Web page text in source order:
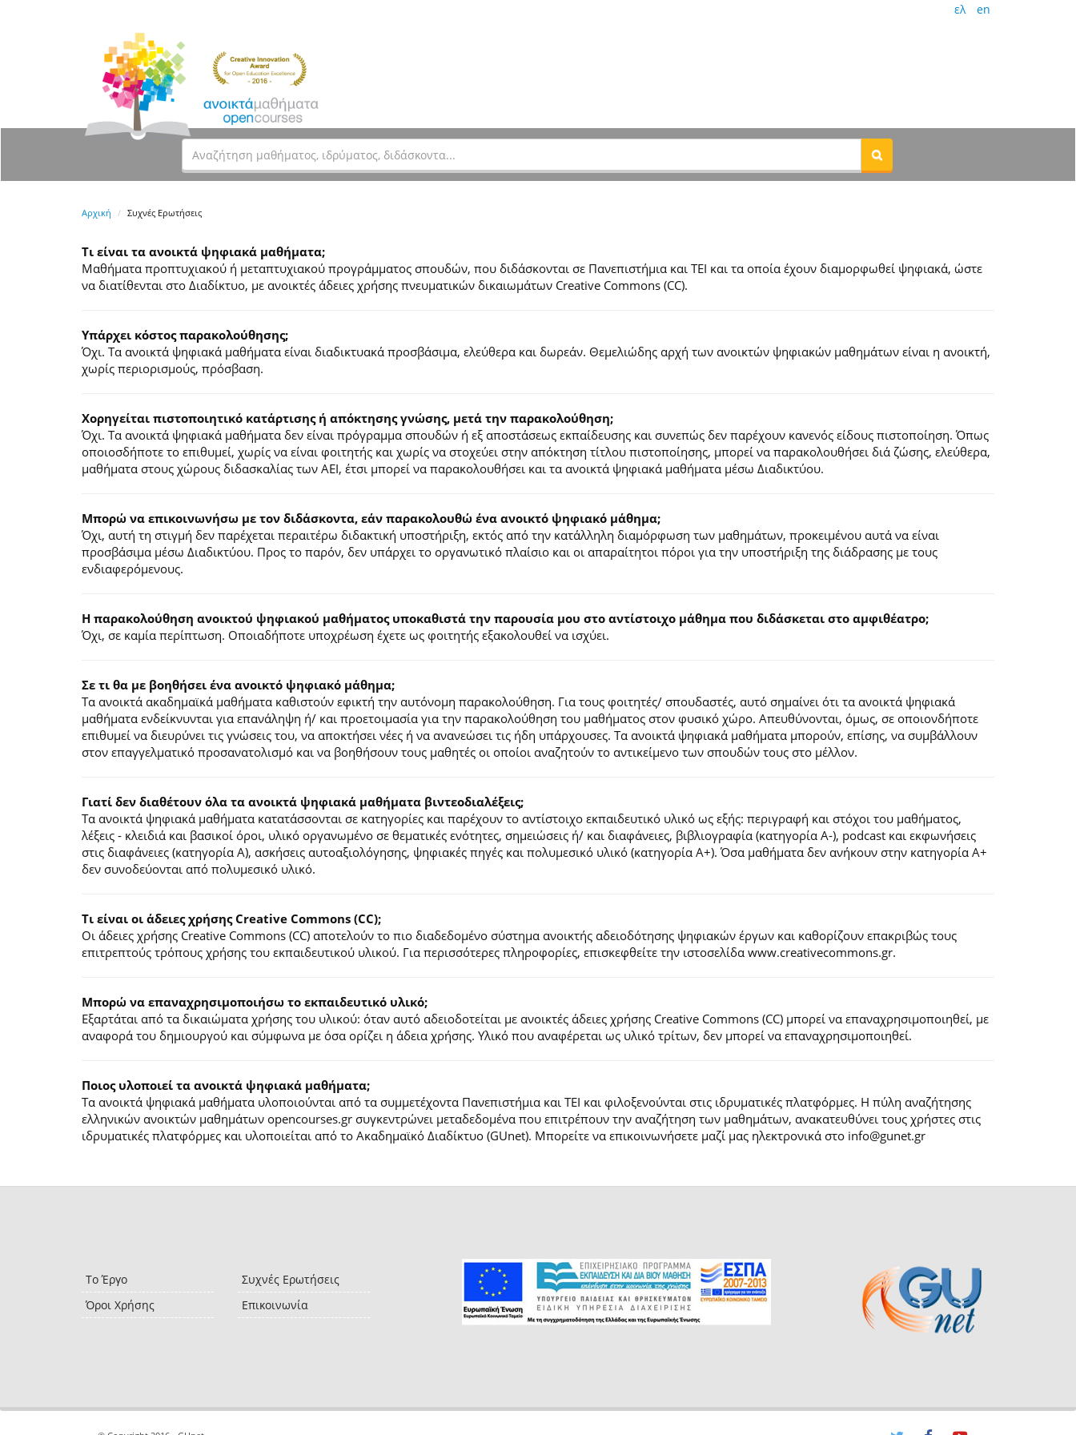
ελ en
Αρχική Συχνές Ερωτήσεις
Τι είναι τα ανοικτά ψηφιακά μαθήματα;
Μαθήματα προπτυχιακού ή μεταπτυχιακού προγράμματος σπουδών, που διδάσκονται σε Πανεπιστήμια και ΤΕΙ και τα οποία έχουν διαμορφωθεί ψηφιακά, ώστε
να διατίθενται στο Διαδίκτυο, με ανοικτές άδειες χρήσης πνευματικών δικαιωμάτων Creative Commons (CC).
Υπάρχει κόστος παρακολούθησης;
Όχι. Τα ανοικτά ψηφιακά μαθήματα είναι διαδικτυακά προσβάσιμα, ελεύθερα και δωρεάν. Θεμελιώδης αρχή των ανοικτών ψηφιακών μαθημάτων είναι η ανοικτή,
χωρίς περιορισμούς, πρόσβαση.
Χορηγείται πιστοποιητικό κατάρτισης ή απόκτησης γνώσης, μετά την παρακολούθηση;
Όχι. Τα ανοικτά ψηφιακά μαθήματα δεν είναι πρόγραμμα σπουδών ή εξ αποστάσεως εκπαίδευσης και συνεπώς δεν παρέχουν κανενός είδους πιστοποίηση. Όπως
οποιοσδήποτε το επιθυμεί, χωρίς να είναι φοιτητής και χωρίς να στοχεύει στην απόκτηση τίτλου πιστοποίησης, μπορεί να παρακολουθήσει διά ζώσης, ελεύθερα,
μαθήματα στους χώρους διδασκαλίας των ΑΕΙ, έτσι μπορεί να παρακολουθήσει και τα ανοικτά ψηφιακά μαθήματα μέσω Διαδικτύου.
Μπορώ να επικοινωνήσω με τον διδάσκοντα, εάν παρακολουθώ ένα ανοικτό ψηφιακό μάθημα;
Όχι, αυτή τη στιγμή δεν παρέχεται περαιτέρω διδακτική υποστήριξη, εκτός από την κατάλληλη διαμόρφωση των μαθημάτων, προκειμένου αυτά να είναι
προσβάσιμα μέσω Διαδικτύου. Προς το παρόν, δεν υπάρχει το οργανωτικό πλαίσιο και οι απαραίτητοι πόροι για την υποστήριξη της διάδρασης με τους
ενδιαφερόμενους.
Η παρακολούθηση ανοικτού ψηφιακού μαθήματος υποκαθιστά την παρουσία μου στο αντίστοιχο μάθημα που διδάσκεται στο αμφιθέατρο;
Όχι, σε καμία περίπτωση. Οποιαδήποτε υποχρέωση έχετε ως φοιτητής εξακολουθεί να ισχύει.
Σε τι θα με βοηθήσει ένα ανοικτό ψηφιακό μάθημα;
Τα ανοικτά ακαδημαϊκά μαθήματα καθιστούν εφικτή την αυτόνομη παρακολούθηση. Για τους φοιτητές/ σπουδαστές, αυτό σημαίνει ότι τα ανοικτά ψηφιακά
μαθήματα ενδείκνυνται για επανάληψη ή/ και προετοιμασία για την παρακολούθηση του μαθήματος στον φυσικό χώρο. Απευθύνονται, όμως, σε οποιονδήποτε
επιθυμεί να διευρύνει τις γνώσεις του, να αποκτήσει νέες ή να ανανεώσει τις ήδη υπάρχουσες. Τα ανοικτά ψηφιακά μαθήματα μπορούν, επίσης, να συμβάλλουν
στον επαγγελματικό προσανατολισμό και να βοηθήσουν τους μαθητές οι οποίοι αναζητούν το αντικείμενο των σπουδών τους στο μέλλον.
Γιατί δεν διαθέτουν όλα τα ανοικτά ψηφιακά μαθήματα βιντεοδιαλέξεις;
Τα ανοικτά ψηφιακά μαθήματα κατατάσσονται σε κατηγορίες και παρέχουν το αντίστοιχο εκπαιδευτικό υλικό ως εξής: περιγραφή και στόχοι του μαθήματος,
λέξεις - κλειδιά και βασικοί όροι, υλικό οργανωμένο σε θεματικές ενότητες, σημειώσεις ή/ και διαφάνειες, βιβλιογραφία (κατηγορία Α-), podcast και εκφωνήσεις
στις διαφάνειες (κατηγορία Α), ασκήσεις αυτοαξιολόγησης, ψηφιακές πηγές και πολυμεσικό υλικό (κατηγορία Α+). Όσα μαθήματα δεν ανήκουν στην κατηγορία Α+
δεν συνοδεύονται από πολυμεσικό υλικό.
Τι είναι οι άδειες χρήσης Creative Commons (CC);
Οι άδειες χρήσης Creative Commons (CC) αποτελούν το πιο διαδεδομένο σύστημα ανοικτής αδειοδότησης ψηφιακών έργων και καθορίζουν επακριβώς τους
επιτρεπτούς τρόπους χρήσης του εκπαιδευτικού υλικού. Για περισσότερες πληροφορίες, επισκεφθείτε την ιστοσελίδα www.creativecommons.gr.
Mπορώ να επαναχρησιμοποιήσω το εκπαιδευτικό υλικό;
Εξαρτάται από τα δικαιώματα χρήσης του υλικού: όταν αυτό αδειοδοτείται με ανοικτές άδειες χρήσης Creative Commons (CC) μπορεί να επαναχρησιμοποιηθεί, με
αναφορά του δημιουργού και σύμφωνα με όσα ορίζει η άδεια χρήσης. Υλικό που αναφέρεται ως υλικό τρίτων, δεν μπορεί να επαναχρησιμοποιηθεί.
Ποιος υλοποιεί τα ανοικτά ψηφιακά μαθήματα;
Τα ανοικτά ψηφιακά μαθήματα υλοποιούνται από τα συμμετέχοντα Πανεπιστήμια και ΤΕΙ και φιλοξενούνται στις ιδρυματικές πλατφόρμες. H πύλη αναζήτησης
ελληνικών ανοικτών μαθημάτων opencourses.gr συγκεντρώνει μεταδεδομένα που επιτρέπουν την αναζήτηση των μαθημάτων, ανακατευθύνει τους χρήστες στις
ιδρυματικές πλατφόρμες και υλοποιείται από το Ακαδημαϊκό Διαδίκτυο (GUnet). Μπορείτε να επικοινωνήσετε μαζί μας ηλεκτρονικά στο info@gunet.gr
Το Έργο
Όροι Χρήσης
Συχνές Ερωτήσεις
Επικοινωνία